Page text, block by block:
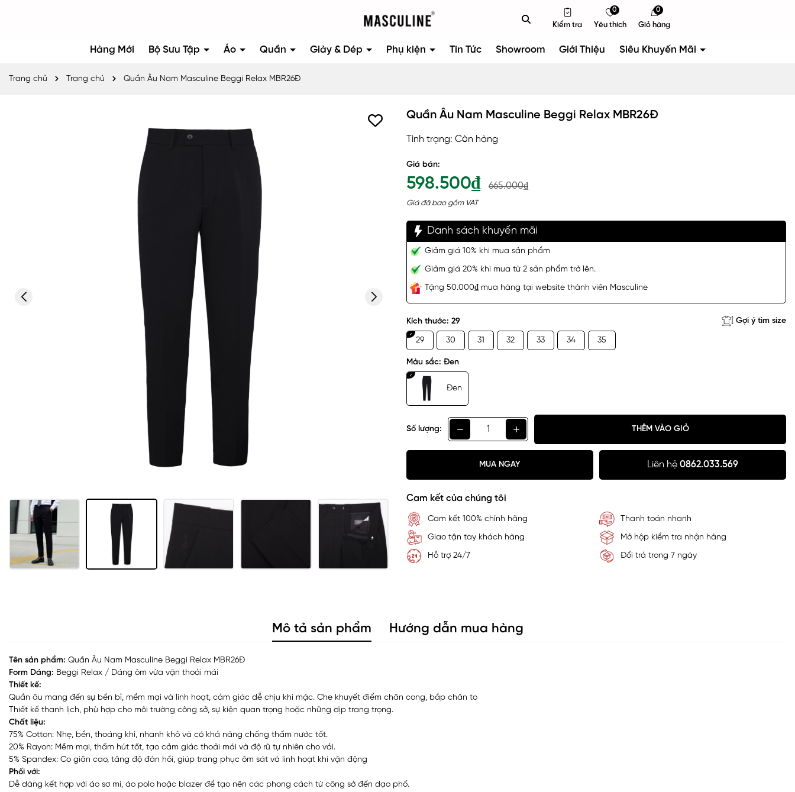
Kiểm tra Yêu thích
0
Giỏ hàng
0
Hàng Mới Bộ Sưu Tập Áo Quần Giày & Dép Phụ kiện Tin Tức Showroom Giới Thiệu Siêu Khuyến Mãi
Trang chủ Trang chủ Quần Âu Nam Masculine Beggi Relax MBR26Đ
Quần Âu Nam Masculine Beggi Relax MBR26Đ
Tình trạng: Còn hàng
Giá bán:
598.500₫ 665.000₫
Giá đã bao gồm VAT
Danh sách khuyến mãi
Giảm giá 10% khi mua sản phẩm
Giảm giá 20% khi mua từ 2 sản phẩm trở lên.
Tặng 50.000₫ mua hàng tại website thành viên Masculine
Kích thước: 29 Gợi ý tìm size
29 30 31 32 33 34 35
Màu sắc: Đen
Đen
Số lượng: THÊM VÀO GIỎ
MUA NGAY Liên hệ 0862.033.569
Cam kết của chúng tôi
Cam kết 100% chính hãng Thanh toán nhanh
Giao tận tay khách hàng Mở hộp kiểm tra nhận hàng
Hỗ trợ 24/7 Đổi trả trong 7 ngày
Mô tả sản phẩm Hướng dẫn mua hàng
Tên sản phẩm: Quần Âu Nam Masculine Beggi Relax MBR26Đ
Form Dáng: Beggi Relax / Dáng ôm vừa vặn thoải mái
Thiết kế:
Quần âu mang đến sự bền bỉ, mềm mại và linh hoạt, cảm giác dễ chịu khi mặc. Che khuyết điểm chân cong, bắp chân to
Thiết kế thanh lịch, phù hợp cho môi trường công sở, sự kiện quan trọng hoặc những dịp trang trọng.
Chất liệu:
75% Cotton: Nhẹ, bền, thoáng khí, nhanh khô và có khả năng chống thấm nước tốt.
20% Rayon: Mềm mại, thấm hút tốt, tạo cảm giác thoải mái và độ rũ tự nhiên cho vải.
5% Spandex: Co giãn cao, tăng độ đàn hồi, giúp trang phục ôm sát và linh hoạt khi vận động
Phối với:
Dễ dàng kết hợp với áo sơ mi, áo polo hoặc blazer để tạo nên các phong cách từ công sở đến dạo phố.